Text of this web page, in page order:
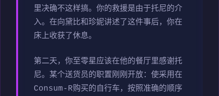
里决确不这样搞。你的救援是由于托尼的介
入。在向黛比和珍妮讲述了这件事后，你在
床上收获了休息。
第二天，你至零星应该在他的餐厅里感谢托
尼。某个送货员的职置刚刚开放：使采用在
Consum-R购买的自行车，按照准确的顺序